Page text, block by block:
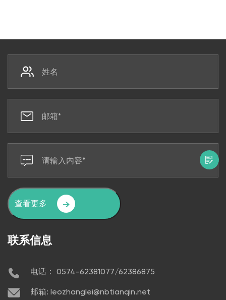
查看更多
联系信息
电话： 0574-62381077/62386875
邮箱: leozhanglei@nbtianqin.net